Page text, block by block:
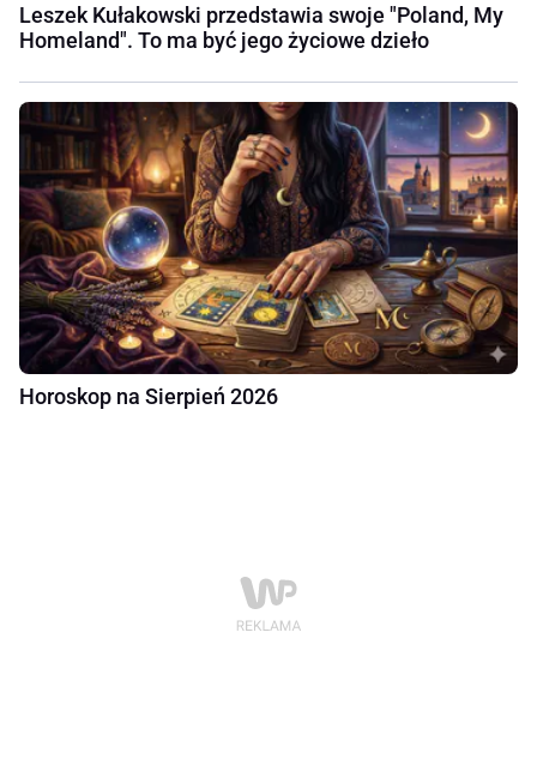
Leszek Kułakowski przedstawia swoje "Poland, My
Homeland". To ma być jego życiowe dzieło
Horoskop na Sierpień 2026